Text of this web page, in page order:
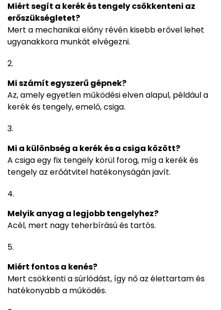
Miért segít a kerék és tengely csökkenteni az
erőszükségletet?
Mert a mechanikai előny révén kisebb erővel lehet
ugyanakkora munkát elvégezni.
Mi számít egyszerű gépnek?
Az, amely egyetlen működési elven alapul, például a
kerék és tengely, emelő, csiga.
Mi a különbség a kerék és a csiga között?
A csiga egy fix tengely körül forog, míg a kerék és
tengely az erőátvitel hatékonyságán javít.
Melyik anyag a legjobb tengelyhez?
Acél, mert nagy teherbírású és tartós.
Miért fontos a kenés?
Mert csökkenti a súrlódást, így nő az élettartam és
hatékonyabb a működés.